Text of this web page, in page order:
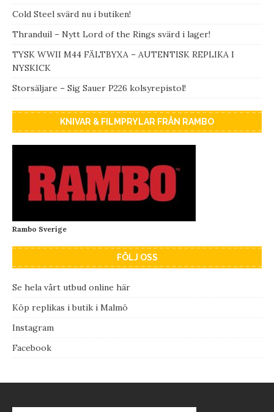
Cold Steel svärd nu i butiken!
Thranduil – Nytt Lord of the Rings svärd i lager!
TYSK WWII M44 FÄLTBYXA – AUTENTISK REPLIKA I
NYSKICK
Storsäljare – Sig Sauer P226 kolsyrepistol!
KNIVAR & FILMPRYLAR FRÅN RAMBO
Rambo Sverige
FÖLJ OSS
Se hela vårt utbud online här
Köp replikas i butik i Malmö
Instagram
Facebook